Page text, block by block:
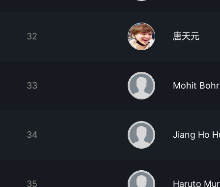
32 唐天元
33 Mohit
34 Jiang Ho
35 Haruto